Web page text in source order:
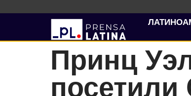
Принц
посетили